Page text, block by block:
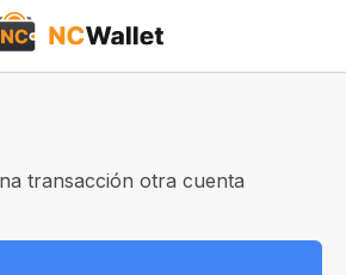
transacción otra cuenta